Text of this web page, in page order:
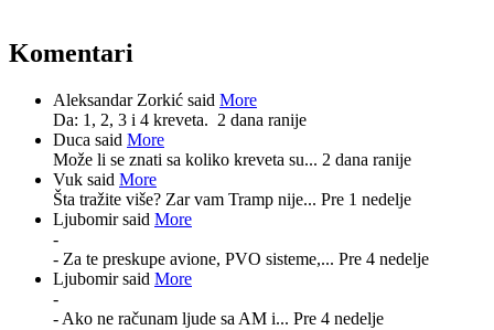
Komentari
Aleksandar Zorkić said More
Da: 1, 2, 3 i 4 kreveta. 2 dana ranije
Duca said More
Može li se znati sa koliko kreveta su... 2 dana ranije
Vuk said More
Šta tražite više? Zar vam Tramp nije... Pre 1 nedelje
Ljubomir said More
-
- Za te preskupe avione, PVO sisteme,... Pre 4 nedelje
Ljubomir said More
-
- Ako ne računam ljude sa AM i... Pre 4 nedelje